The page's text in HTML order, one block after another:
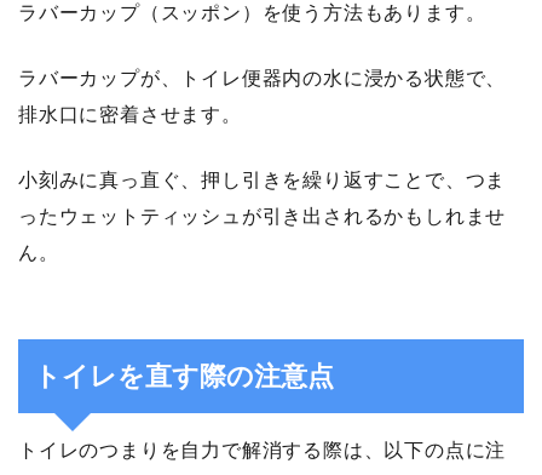
ラバーカップ（スッポン）を使う方法もあります。
ラバーカップが、トイレ便器内の水に浸かる状態で、
排水口に密着させます。
小刻みに真っ直ぐ、押し引きを繰り返すことで、つま
ったウェットティッシュが引き出されるかもしれませ
ん。
トイレを直す際の注意点
トイレのつまりを自力で解消する際は、以下の点に注